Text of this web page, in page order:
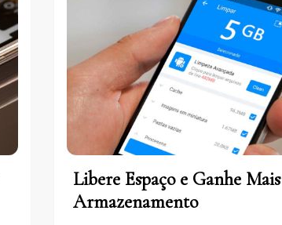
Libere Espaço e Ganhe Mais
Armazenamento